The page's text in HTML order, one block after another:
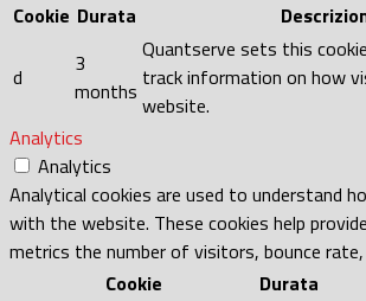
Cookie Durata
d
3
months
Quantserve sets this
track information on how
website.
Analytics
Analytics
Analytical cookies are used to understand
with the website. These cookies help
metrics the number of visitors, bounce
Cookie
Durata